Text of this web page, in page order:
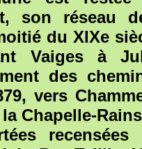
son réseau
du XIXe
Vaiges à
des
vers
la Chapelle-